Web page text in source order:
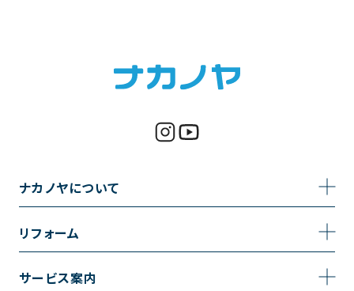
ナカノヤについて
事業内容
リフォーム
トイレのリフォーム
サービス案内